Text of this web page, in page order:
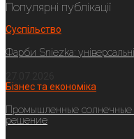
Популярні публікації
Суспільство
Фарби Sniezka:
Бізнес та економіка
Промышленные солнечные
решение